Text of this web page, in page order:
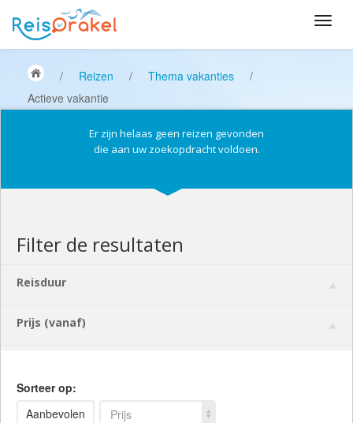
/ Reizen / Thema vakanties
/
Actieve vakantie
Er zijn helaas geen reizen gevonden
die aan uw zoekopdracht voldoen.
Filter de resultaten
Reisduur
Prijs (vanaf)
Sorteer op:
Aanbevolen
Prijs